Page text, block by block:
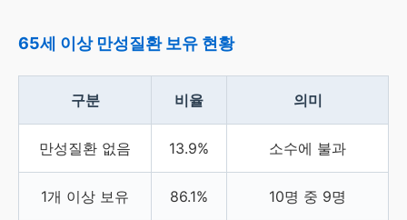
65세 이상 만성질환 보유 현황
구분 비율 의미
만성질환 없음 13.9% 소수에 불과
1개 이상 보유 86.1% 10명 중 9명